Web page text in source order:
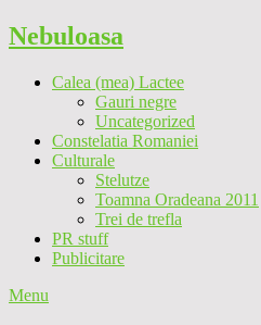
Nebuloasa
Calea (mea) Lactee
Gauri negre
Uncategorized
Constelatia Romaniei
Culturale
Stelutze
Toamna Oradeana 2011
Trei de trefla
PR stuff
Publicitare
Menu